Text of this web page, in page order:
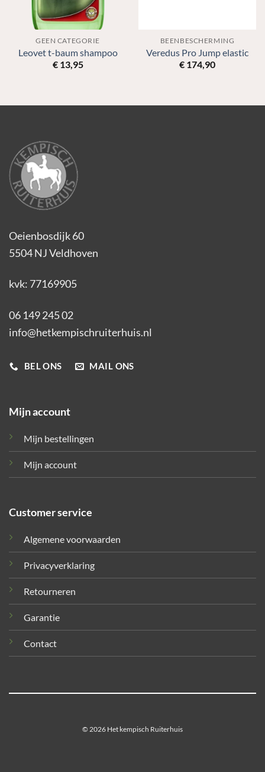
GEEN CATEGORIE
Leovet t-baum shampoo
€13,95
BEENBESCHERMING
Veredus Pro Jump elastic
€ 174,90
Oeienbosdijk 60
5504 NJ Veldhoven
kvk: 77169905
06 149 245 02
info@hetkempischruiterhuis.nl
BEL ONS MAIL ONS
Mijn account
Mijn bestellingen
Mijn account
Customer service
Algemene voorwaarden
Privacyverklaring
Retourneren
Garantie
Contact
© 2026 Het kempisch Ruiterhuis